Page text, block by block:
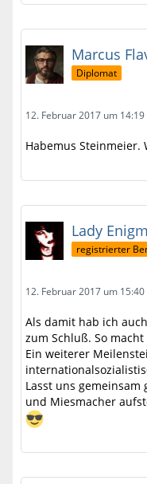
Marcus
Diplomat
12. Februar 2017 um 14:19
Habemus Steinmeier.
Lady
registrierter
12. Februar 2017 um 15:40
Als damit hab ich
zum Schluß. So
Ein weiterer
Lasst uns gemeinsam
und Miesmacher